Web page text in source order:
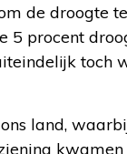
de droogte
5 procent
toch
land,
kwamen